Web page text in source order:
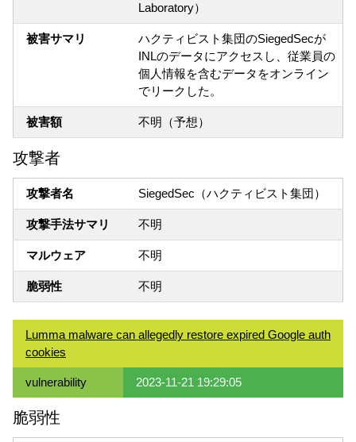
Laboratory）
被害サマリ
ハクティビスト集団のSiegedSecが
INLのデータにアクセスし、従業員の
個人情報を含むデータをオンライン
でリークした。
被害額 不明（予想）
攻撃者
攻撃者名 SiegedSec（ハクティビスト集団）
攻撃手法サマリ 不明
マルウェア 不明
脆弱性 不明
Lumma malware can allegedly restore expired Google auth
cookies
vulnerability 2023-11-21 19:29:05
脆弱性